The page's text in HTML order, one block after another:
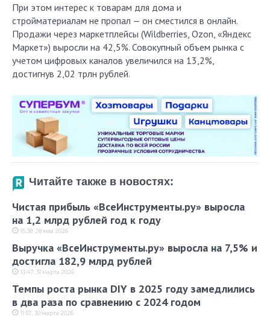
При этом интерес к товарам для дома и
стройматериалам не пропал — он сместился в онлайн.
Продажи через маркетплейсы (Wildberries, Ozon, «Яндекс
Маркет») выросли на 42,5%. Совокупный объем рынка с
учетом цифровых каналов увеличился на 13,2%,
достигнув 2,02 трлн рублей.
Читайте также в новостях:
Чистая прибыль «ВсеИнструменты.ру» выросла
на 1,2 млрд рублей год к году
15:38, 28 мая 2026
Выручка «ВсеИнструменты.ру» выросла на 7,5% и
достигла 182,9 млрд рублей
13:47, 31 марта 2026
Темпы роста рынка DIY в 2025 году замедлились
в два раза по сравнению с 2024 годом
11:57, 30 марта 2026